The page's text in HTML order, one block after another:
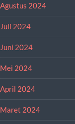
Agustus 2024
Juli 2024
Juni 2024
Mei 2024
April 2024
Maret 2024